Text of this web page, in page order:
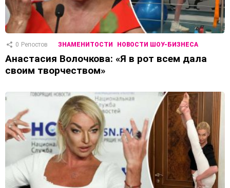
0 Репостов ЗНАМЕНИТОСТИ НОВОСТИ ШОУ-БИЗНЕСА
Анастасия Волочкова: «Я в рот всем дала
своим творчеством»